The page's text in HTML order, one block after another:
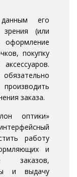
его
зрения (или
покупку
заказа.
оптики»
работу
и
заказов,
и выдачу